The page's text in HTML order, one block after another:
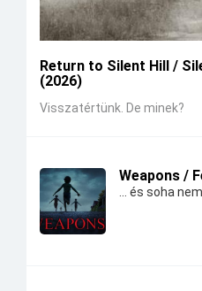
Return to Silent Hill /
(2026)
Visszatértünk. De minek?
Weapons /
... és soha